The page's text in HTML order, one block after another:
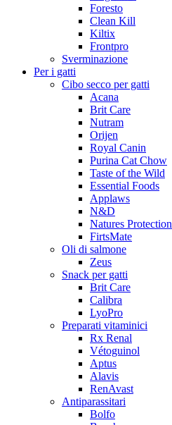
Foresto
Clean Kill
Kiltix
Frontpro
Sverminazione
Per i gatti
Cibo secco per gatti
Acana
Brit Care
Nutram
Orijen
Royal Canin
Purina Cat Chow
Taste of the Wild
Essential Foods
Applaws
N&D
Natures Protection
FirtsMate
Oli di salmone
Zeus
Snack per gatti
Brit Care
Calibra
LyoPro
Preparati vitaminici
Rx Renal
Vétoguinol
Aptus
Alavis
RenAvast
Antiparassitari
Bolfo